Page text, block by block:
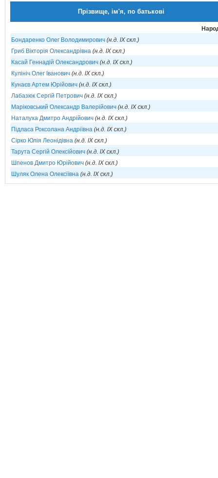
Прізвище, ім'я, по батькові
Бондаренко Олег Володимирович (н.д. IX скл.)
Гриб Вікторія Олександрівна (н.д. IX скл.)
Касай Геннадій Олександрович (н.д. IX скл.)
Кулініч Олег Іванович (н.д. IX скл.)
Кунаєв Артем Юрійович (н.д. IX скл.)
Лабазюк Сергій Петрович (н.д. IX скл.)
Маріковський Олександр Валерійович (н.д. IX скл.)
Наталуха Дмитро Андрійович (н.д. IX скл.)
Підласа Роксолана Андріївна (н.д. IX скл.)
Сірко Юлія Леонідівна (н.д. IX скл.)
Тарута Сергій Олексійович (н.д. IX скл.)
Шпенов Дмитро Юрійович (н.д. IX скл.)
Шуляк Олена Олексіївна (н.д. IX скл.)